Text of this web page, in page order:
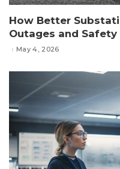
How Better
Outages and Safety
May 4, 2026